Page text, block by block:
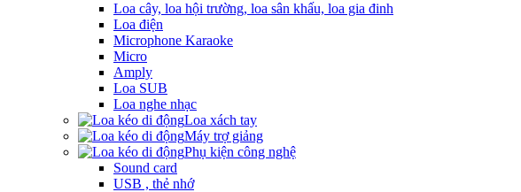
Loa cây, loa hội trường, loa sân khấu, loa gia đinh
Loa điện
Microphone Karaoke
Micro
Amply
Loa SUB
Loa nghe nhạc
Loa xách tay
Máy trợ giảng
Phụ kiện công nghệ
Sound card
USB , thẻ nhớ